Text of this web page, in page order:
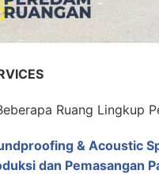
Ruang Lingkup
& Acoustic
dan Pemasangan